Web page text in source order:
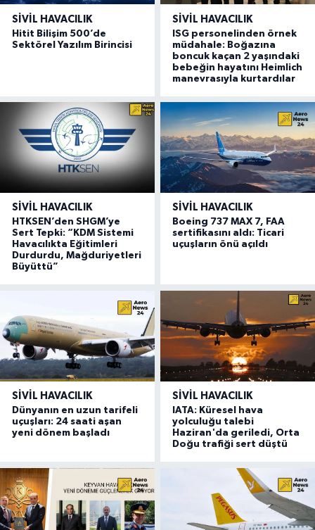
SIVIL HAVACILIK
Hitit Bilişim 500’de
Sektörel Yazılım Birincisi
SIVIL HAVACILIK
ISG personelinden örnek
müdahale: Boğazına
boncuk kaçan 2 yaşındaki
bebeğin hayatını Heimlich
manevrasıyla kurtardılar
SIVIL HAVACILIK
HTKSEN’den SHGM’ye
Sert Tepki: “KDM Sistemi
Havacılıkta Eğitimleri
Durdurdu, Mağduriyetleri
Büyüttü”
SIVIL HAVACILIK
Boeing 737 MAX 7, FAA
sertifikasını aldı: Ticari
uçuşların önü açıldı
SIVIL HAVACILIK
Dünyanın en uzun tarifeli
uçuşları: 24 saati aşan
yeni dönem başladı
SIVIL HAVACILIK
IATA: Küresel hava
yolculuğu talebi
Haziran'da geriledi, Orta
Doğu trafiği sert düştü